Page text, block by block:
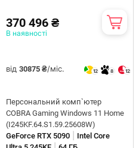
370 496 ₴
В наявності
від 30875 ₴/міс. 12 8 12
Персональний комп`ютер
COBRA Gaming Windows 11 Home
(I245KF.64.S1.59.25608W)
GeForce RTX 5090
Intel Core